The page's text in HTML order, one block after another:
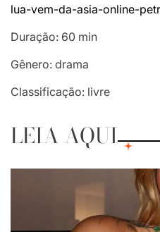
lua-vem-da-asia-online-
Duração: 60 min
Gênero: drama
Classificação: livre
LEIA AQUI